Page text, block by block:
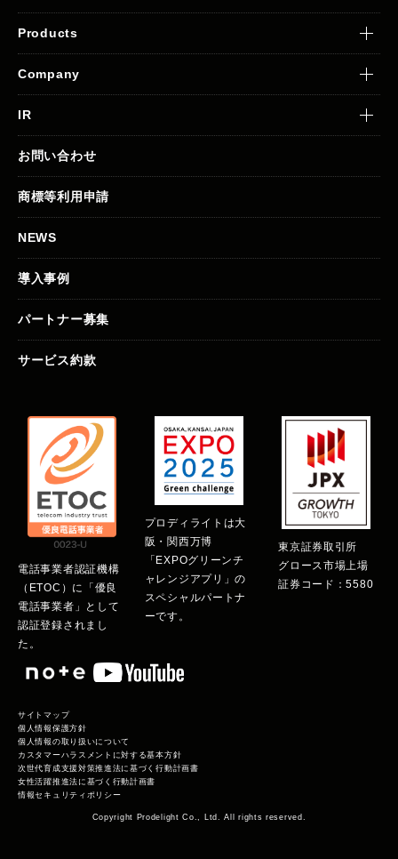
Products
Company
IR
お問い合わせ
商標等利用申請
NEWS
導入事例
パートナー募集
サービス約款
電話事業者認証機構
（ETOC）に「優良
電話事業者」として
認証登録されまし
た。
プロディライトは大
阪・関西万博
「EXPOグリーンチ
ャレンジアプリ」の
スペシャルパートナ
ーです。
東京証券取引所
グロース市場上場
証券コード：5580
サイトマップ
個人情報保護方針
個人情報の取り扱いについて
カスタマーハラスメントに対する基本方針
次世代育成支援対策推進法に基づく行動計画書
女性活躍推進法に基づく行動計画書
情報セキュリティポリシー
Copyright Prodelight Co., Ltd. All rights reserved.